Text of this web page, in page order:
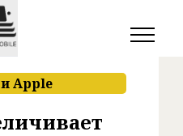
Apple